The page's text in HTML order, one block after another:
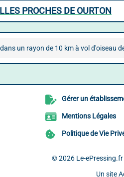
PROCHES DE OURTON
un rayon de 10 km à vol d'oiseau
Gérer un
Mentions Légales
Politique de Vie
© 2026 Le-
Un site